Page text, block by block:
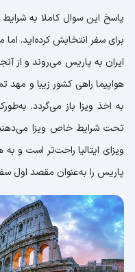
پاسخ این سوال کاملا به
برای سفر انتخابش کرده‌اید. اما
ایران به پاریس می‌روند و از
هواپیما راهی کشور زیبا و مهد
به اخذ ویزا باز می‌گردد.
تحت شرایط خاص ویزا
ویزای ایتالیا راحت‌تر است و
پاریس را به‌عنوان مقصد اول